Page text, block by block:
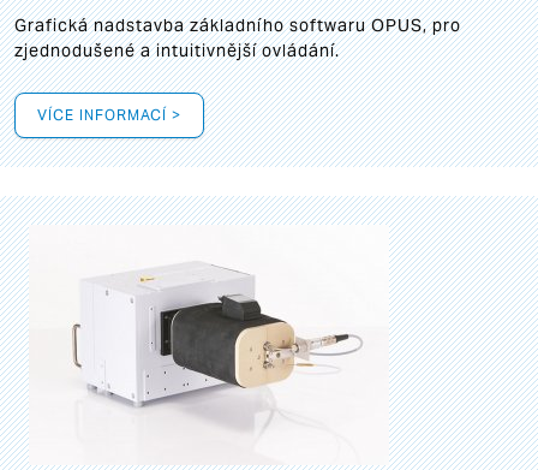
Grafickánadstavba základního softwaru OPUS, pro
zjednodušené a intuitivnější ovládání.
VÍCE INFORMACÍ >